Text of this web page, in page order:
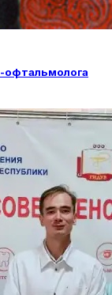
офтальмолога